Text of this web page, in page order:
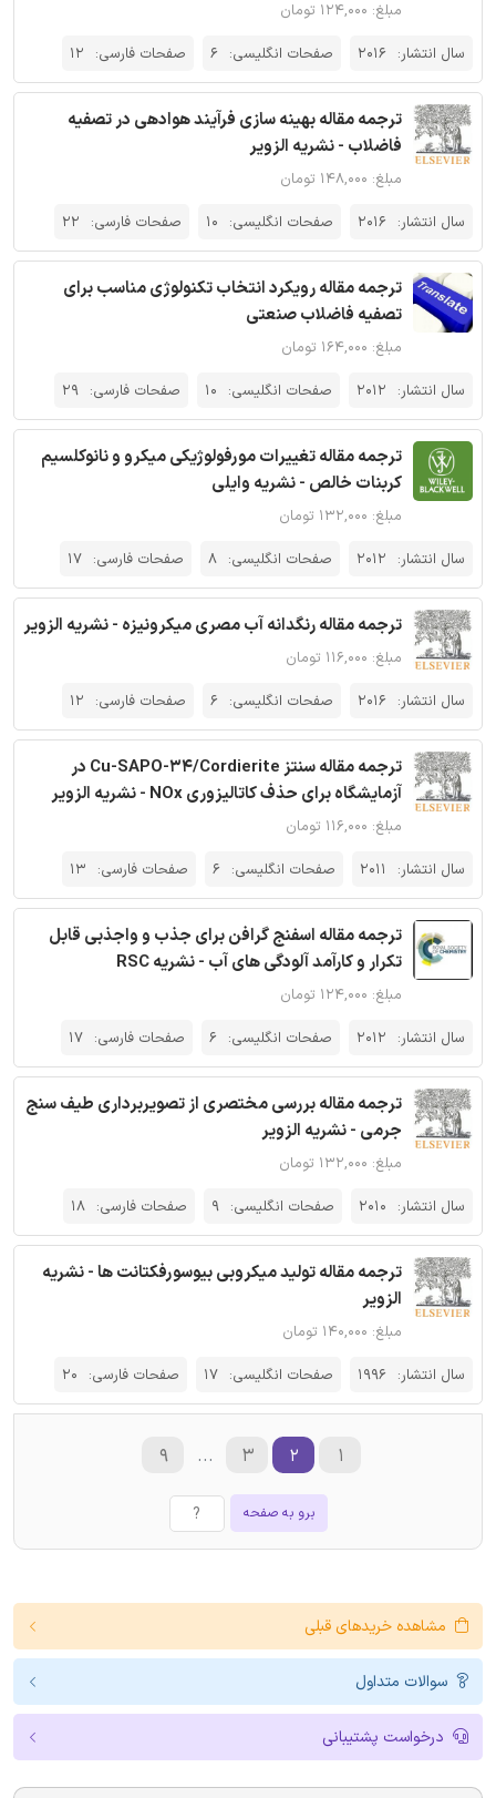
مبلغ: ۱۲۴,۰۰۰ تومان
سال انتشار: 2016 صفحات انگلیسی: 6 صفحات فارسی: 12
ترجمه مقاله بهینه سازی فرآیند هوادهی در تصفیه
فاضلاب - نشریه الزویر
مبلغ: ۱۴۸,۰۰۰ تومان
سال انتشار: 2016 صفحات انگلیسی: 10 صفحات فارسی: 22
ترجمه مقاله رویکرد انتخاب تکنولوژی مناسب برای
تصفیه فاضلاب صنعتی
مبلغ: ۱۶۴,۰۰۰ تومان
سال انتشار: 2012 صفحات انگلیسی: 10 صفحات فارسی: 29
ترجمه مقاله تغییرات مورفولوژیکی میکرو و نانوکلسیم
کربنات خالص - نشریه وایلی
مبلغ: ۱۳۲,۰۰۰ تومان
سال انتشار: 2012 صفحات انگلیسی: 8 صفحات فارسی: 17
ترجمه مقاله رنگدانه آب مصری میکرونیزه - نشریه الزویر
مبلغ: ۱۱۶,۰۰۰ تومان
سال انتشار: 2016 صفحات انگلیسی: 6 صفحات فارسی: 12
ترجمه مقاله سنتز Cu-SAPO-34/Cordierite در
آزمایشگاه برای حذف کاتالیزوری NOx - نشریه الزویر
مبلغ: ۱۱۶,۰۰۰ تومان
سال انتشار:
2011 صفحات انگلیسی: 6 صفحات فارسی: 13
ترجمه مقاله اسفنج گرافن برای جذب و واجذبی قابل
تکرار و کارآمد آلودگی های آب - نشریه RSC
مبلغ: ۱۲۴,۰۰۰ تومان
سال انتشار: 2012 صفحات انگلیسی: 6 صفحات فارسی: 17
ترجمه مقاله بررسی مختصری از تصویربرداری طیف سنج
جرمی - نشریه الزویر
مبلغ: ۱۳۲,۰۰۰ تومان
سال انتشار: 2010 صفحات انگلیسی: 9 صفحات فارسی: 18
ترجمه مقاله تولید میکروبی بیوسورفکتانت ها - نشریه
الزویر
مبلغ: ۱۴۰,۰۰۰ تومان
سال انتشار: 1996 صفحات انگلیسی: 17 صفحات فارسی: 20
برو به صفحه
۱ ۲ ۳ ... ۹
مشاهده خریدهای قبلی
سوالات متداول
درخواست پشتیبانی